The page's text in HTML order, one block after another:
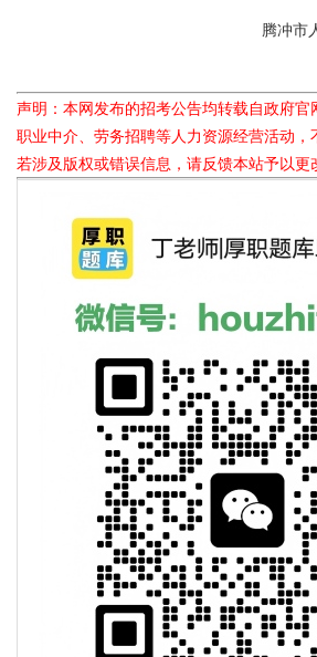
腾冲市
声明：本网发布的招考公告均转载自政府
职业中介、劳务招聘等人力资源经营活动，
若涉及版权或错误信息，请反馈本站予以更